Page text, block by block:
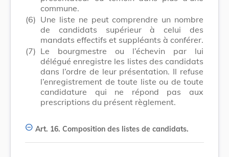
commune.
(6) Une liste ne peut comprendre un nombre
de candidats supérieur à celui des
mandats effectifs et suppléants à conférer.
(7) Le bourgmestre ou l’échevin par lui
délégué enregistre les listes des candidats
dans l’ordre de leur présentation. Il refuse
l’enregistrement de toute liste ou de toute
candidature qui ne répond pas aux
prescriptions du présent règlement.
Art. 16. Composition des listes de candidats.